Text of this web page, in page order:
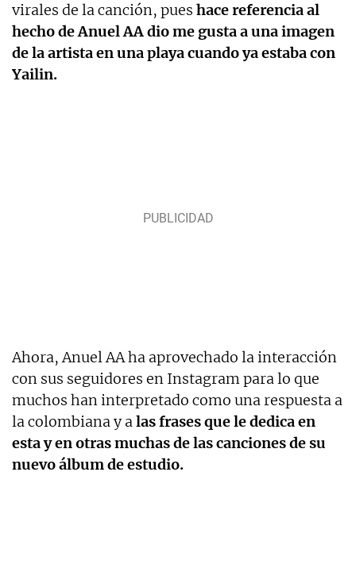
virales de la canción, pues hace referencia al
hecho de Anuel AA dio me gusta a una imagen
de la artista en una playa cuando ya estaba con
Yailin.
Ahora, Anuel AA ha aprovechado la interacción
con sus seguidores en Instagram para lo que
muchos han interpretado como una respuesta a
la colombiana y alas frases que le dedica en
esta y en otras muchas de las canciones de su
nuevo álbum de estudio.